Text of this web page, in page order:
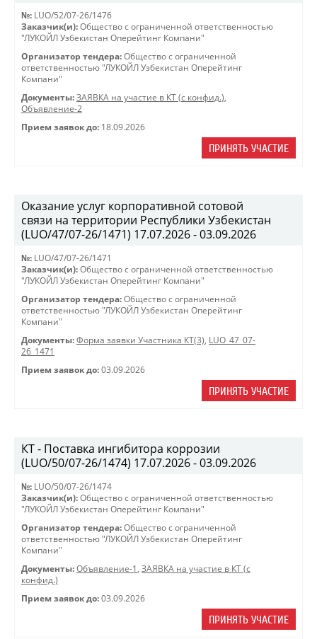
№: LUO/52/07-26/1476
Заказчик(и): Общество с ограниченной ответственностью
"ЛУКОЙЛ Узбекистан Оперейтинг Компани"
Организатор тендера: Общество с ограниченной
ответственностью "ЛУКОЙЛ Узбекистан Оперейтинг
Компани"
Документы: ЗАЯВКА на участие в КТ (с конфид.),
Объявление-2
Прием заявок до: 18.09.2026
ПРИНЯТЬ УЧАСТИЕ
Оказание услуг корпоративной сотовой
связи на территории Республики Узбекистан
(LUO/47/07-26/1471) 17.07.2026 - 03.09.2026
№: LUO/47/07-26/1471
Заказчик(и): Общество с ограниченной ответственностью
"ЛУКОЙЛ Узбекистан Оперейтинг Компани"
Организатор тендера: Общество с ограниченной
ответственностью "ЛУКОЙЛ Узбекистан Оперейтинг
Компани"
Документы: Форма заявки Участника КТ(3), LUO_47_07-
26_1471
Прием заявок до: 03.09.2026
ПРИНЯТЬ УЧАСТИЕ
КТ - Поставка ингибитора коррозии
(LUO/50/07-26/1474) 17.07.2026 - 03.09.2026
№: LUO/50/07-26/1474
Заказчик(и): Общество с ограниченной ответственностью
"ЛУКОЙЛ Узбекистан Оперейтинг Компани"
Организатор тендера: Общество с ограниченной
ответственностью "ЛУКОЙЛ Узбекистан Оперейтинг
Компани"
Документы: Объявление-1 , ЗАЯВКА на участие в КТ (с
конфид.)
Прием заявок до: 03.09.2026
ПРИНЯТЬ УЧАСТИЕ